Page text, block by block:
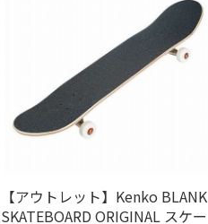
【アウトレット】Kenko BLANK
SKATEBOARD ORIGINAL スケー